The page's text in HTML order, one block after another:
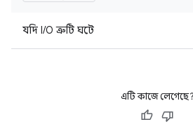
যদি I/O ত্রুটি ঘটে
এটি কাজে